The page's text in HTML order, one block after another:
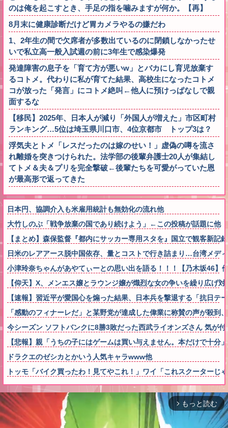
のは俺を起こすとき、手足の指を噛みますが何か。【再】
8月末に健康診断だけど胃カメラやるの嫌だわ
1、2年生の間で欠席者が多数出ているのに閉鎖しなかったせ
いで私立高一般入試週の前に3年生で感染爆発
発達障害の息子を「育て方が悪いw」とバカにし育児放棄す
るコトメ。代わりに私が育てた結果、高校生になったコトメ
コが放った「発言」にコトメ絶叫←他人に預けっぱなしで親
面するな
【移民】2025年、日本人が減り「外国人が増えた」市区町村
ランキング…5位は埼玉県川口市、4位京都市 トップ3は？
浮気夫とトメ「レスだったのは嫁のせい！」虚偽の噂を流さ
れ離婚を突きつけられた。法学部の後輩弁護士20人が集結し
てトメ＆夫＆プリを完全撃破←後輩たちを可愛がっていた恩
が最高形で返ってきた
日本円、協調介入も米雇用統計も無効化の流れ他
大竹しのぶ「戦争放棄の国であり続けよう」←この投稿が話題に他
【まとめ】森保監督『都内にサッカー専用スタを』国立で観客新記
日米のレアアース脱中国依存、量とコストで行き詰まり…台湾メデ
小津玲奈ちゃんがあやてぃーとの思い出を語る！！！【乃木坂46】
【仰天】X、メンエス嬢とラウンジ嬢が熾烈な女の争いを繰り広げ
【速報】習近平が愛国心を煽った結果、日本兵を撃退する「抗日
「感動のフィナーレだ」と某野党が達成した偉業に称賛の声が殺
今シーズン ソフトバンクに8勝3敗だった西武ライオンズさん 気が
【悲報】親「うちの子にはゲームは買い与えません。本だけで十分
ドラクエのゼシカとかいう人気キャラwww他
トッモ「バイク買ったわ！見てやこれ！」ワイ「これスクーターじ
arrow_forward_ios もっと読む